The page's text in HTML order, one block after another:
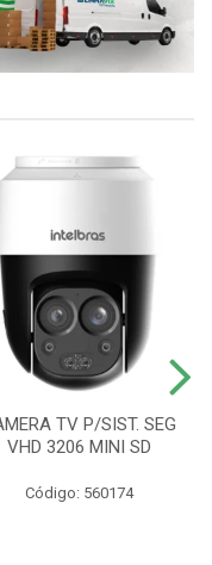
TV P/SIST. SEG
VHD 3206 MINI SD
Código: 560174